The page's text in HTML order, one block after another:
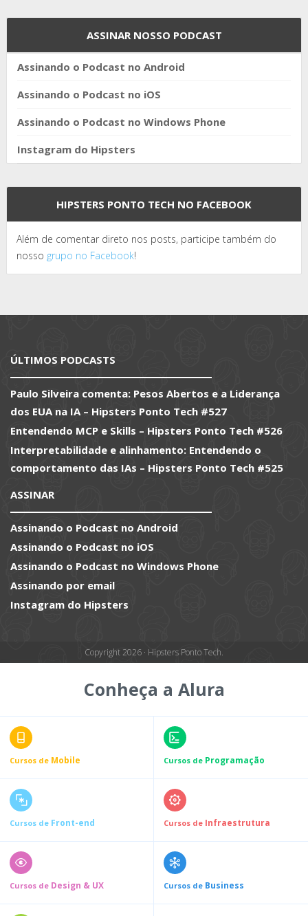
ASSINAR NOSSO PODCAST
Assinando o Podcast no Android
Assinando o Podcast no iOS
Assinando o Podcast no Windows Phone
Instagram do Hipsters
HIPSTERS PONTO TECH NO FACEBOOK
Além de comentar direto nos posts, participe também do
nosso grupo no Facebook!
ÚLTIMOS PODCASTS
Paulo Silveira comenta: Pesos Abertos e a Liderança
dos EUA na IA – Hipsters Ponto Tech #527
Entendendo MCP e Skills – Hipsters Ponto Tech #526
Interpretabilidade e alinhamento: Entendendo o
comportamento das IAs – Hipsters Ponto Tech #525
ASSINAR
Assinando o Podcast no Android
Assinando o Podcast no iOS
Assinando o Podcast no Windows Phone
Assinando por email
Instagram do Hipsters
Copyright 2026 · Hipsters Ponto Tech.
Conheça a Alura
Cursos de Mobile Cursos de Programação
Cursos de Front-end Cursos de Infraestrutura
Cursos de Design & UX Cursos de Business